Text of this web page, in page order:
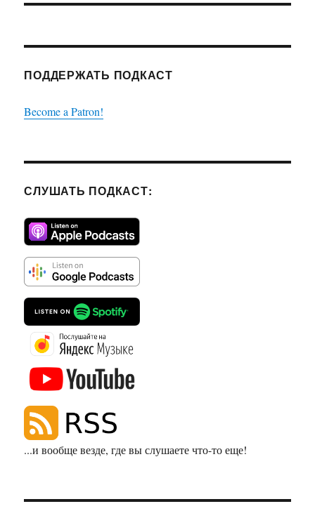
ПОДДЕРЖАТЬ ПОДКАСТ
Become a Patron!
СЛУШАТЬ ПОДКАСТ:
...и вообще везде, где вы слушаете что-то еще!